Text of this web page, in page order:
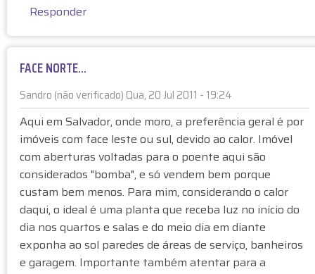
:
E
P
E
N
D
E
"
p
o
r
A
n
Responder
FACE NORTE...
Sandro (não verificado) Qua, 20 Jul 2011 - 19:24
E
m
r
e
s
p
o
s
t
a
Aqui em Salvador, onde moro, a preferência geral é por
imóveis com face leste ou sul, devido ao calor. Imóvel
com aberturas voltadas para o poente aqui são
considerados "bomba", e só vendem bem porque
custam bem menos. Para mim, considerando o calor
daqui, o ideal é uma planta que receba luz no início do
dia nos quartos e salas e do meio dia em diante
exponha ao sol paredes de áreas de serviço, banheiros
e garagem. Importante também atentar para a